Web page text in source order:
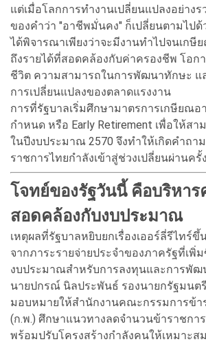
แต่เมื่อโลกการทำงานเปลี่ยนแปลงอย่างร
ของคำว่า "อาชีพมั่นคง" ก็เปลี่ยนตามไป
ได้พิจารณาเพียงว่าจะมีงานทำไปจนเกษี
ถึงรายได้ที่สอดคล้องกับค่าครองชีพ โอก
ชีวิต ความสามารถในการพัฒนาทักษะ แ
การเปลี่ยนแปลงของตลาดแรงงาน
การที่รัฐบาลเริ่มศึกษามาตรการเกษียณอ
กำหนด หรือ Early Retirement เพื่อให้สา
ในปีงบประมาณ 2570 จึงทำให้เกิดคำถา
ราชการไทยกำลังเข้าสู่ช่วงเปลี่ยนผ่านค
โจทย์ของรัฐวันนี้ คือบริหาร
สอดคล้องกับงบประมาณ
เหตุผลที่รัฐบาลหยิบยกเรื่องเออร์ลี่รีไทร์
จากภาระรายจ่ายประจำของภาครัฐที่เพิ่
งบประมาณสำหรับการลงทุนและการพัฒ
นายปกรณ์ นิลประพันธ์ รองนายกรัฐมนต
มอบหมายให้สำนักงานคณะกรรมการข้า
(ก.พ.) ศึกษาแนวทางลดจำนวนข้าราชกา
พร้อมปรับโครงสร้างกำลังคนให้เหมาะส